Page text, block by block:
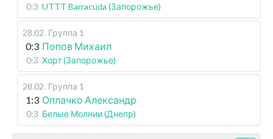
0:3 UTTT Barracuda (Запорожье)
28.02. Группа 1
0:3 Попов Михаил
0:3 Хорт (Запорожье)
28.02. Группа 1
1:3 Оплачко Александр
0:3 Белые Молнии (Днепр)